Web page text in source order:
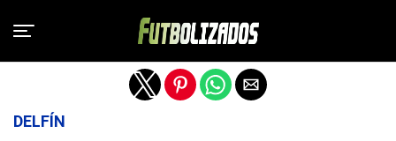
DELFÍN
Salir de la versión móvil